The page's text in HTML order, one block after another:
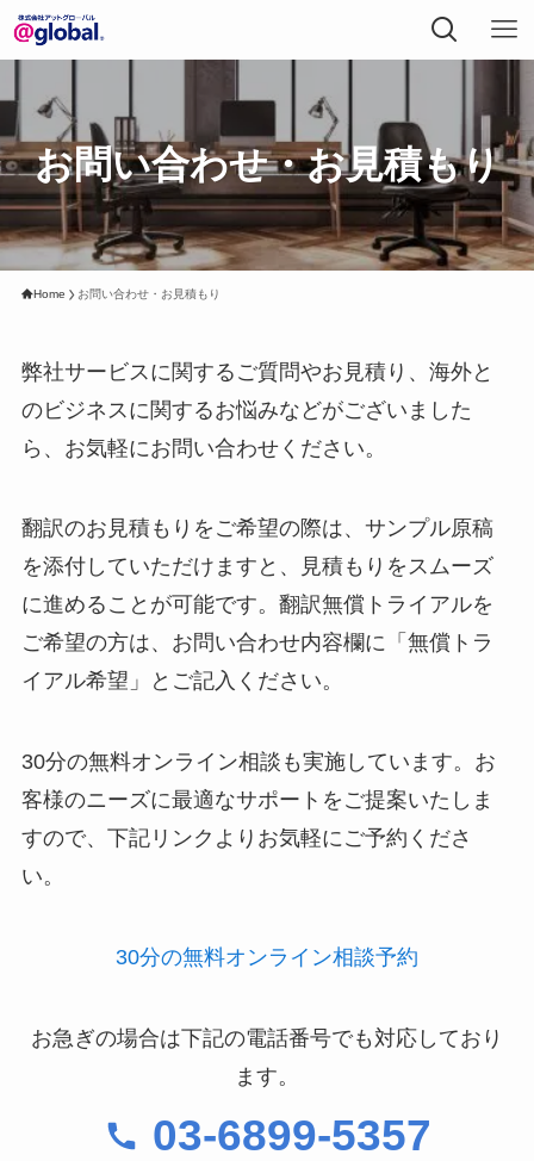
お問い合わせ・お見積もり
Home お問い合わせ・お見積もり
弊社サービスに関するご質問やお見積り、海外と
のビジネスに関するお悩みなどがございました
ら、お気軽にお問い合わせください。
翻訳のお見積もりをご希望の際は、サンプル原稿
を添付していただけますと、見積もりをスムーズ
に進めることが可能です。翻訳無償トライアルを
ご希望の方は、お問い合わせ内容欄に「無償トラ
イアル希望」とご記入ください。
30分の無料オンライン相談も実施しています。お
客様のニーズに最適なサポートをご提案いたしま
すので、下記リンクよりお気軽にご予約くださ
い。
30分の無料オンライン相談予約
お急ぎの場合は下記の電話番号でも対応しており
ます。
03-6899-5357